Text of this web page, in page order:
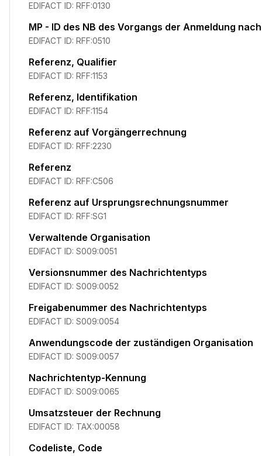
EDIFACT ID: RFF:0130
MP - ID des NB des Vorgangs der Anmeldung
EDIFACT ID: RFF:0510
Referenz, Qualifier
EDIFACT ID: RFF:1153
Referenz, Identifikation
EDIFACT ID: RFF:1154
Referenz auf Vorgängerrechnung
EDIFACT ID: RFF:2230
Referenz
EDIFACT ID: RFF:C506
Referenz auf Ursprungsrechnungsnummer
EDIFACT ID: RFF:SG1
Verwaltende Organisation
EDIFACT ID: S009:0051
Versionsnummer des Nachrichtentyps
EDIFACT ID: S009:0052
Freigabenummer des Nachrichtentyps
EDIFACT ID: S009:0054
Anwendungscode der zuständigen Organisation
EDIFACT ID: S009:0057
Nachrichtentyp-Kennung
EDIFACT ID: S009:0065
Umsatzsteuer der Rechnung
EDIFACT ID: TAX:00058
Codeliste, Code